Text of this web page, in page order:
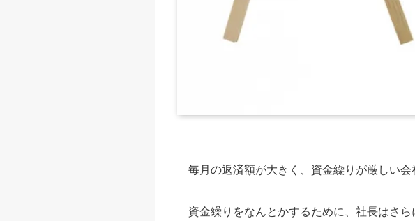
毎月の返済額が大きく、資金繰りが厳しい会
資金繰りをなんとかするために、社長はさ